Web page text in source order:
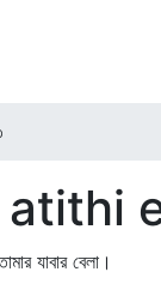
atithi
যাবার বেলা।